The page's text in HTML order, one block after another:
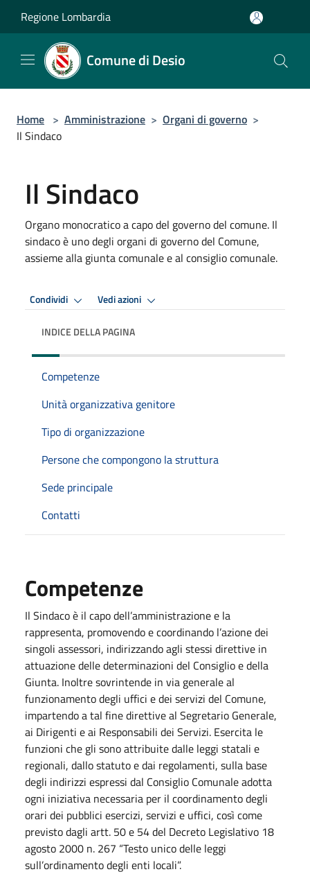
Regione Lombardia
Comune di Desio
Home > Amministrazione > Organi di governo >
Il Sindaco
Il Sindaco
Organo monocratico a capo del governo del comune. Il
sindaco è uno degli organi di governo del Comune,
assieme alla giunta comunale e al consiglio comunale.
Condividi Vedi azioni
INDICE DELLA PAGINA
Competenze
Unità organizzativa genitore
Tipo di organizzazione
Persone che compongono la struttura
Sede principale
Contatti
Competenze
Il Sindaco è il capo dell’amministrazione e la
rappresenta, promovendo e coordinando l’azione dei
singoli assessori, indirizzando agli stessi direttive in
attuazione delle determinazioni del Consiglio e della
Giunta. Inoltre sovrintende in via generale al
funzionamento degli uffici e dei servizi del Comune,
impartendo a tal fine direttive al Segretario Generale,
ai Dirigenti e ai Responsabili dei Servizi. Esercita le
funzioni che gli sono attribuite dalle leggi statali e
regionali, dallo statuto e dai regolamenti, sulla base
degli indirizzi espressi dal Consiglio Comunale adotta
ogni iniziativa necessaria per il coordinamento degli
orari dei pubblici esercizi, servizi e uffici, così come
previsto dagli artt. 50 e 54 del Decreto Legislativo 18
agosto 2000 n. 267 “Testo unico delle leggi
sull’ordinamento degli enti locali”.